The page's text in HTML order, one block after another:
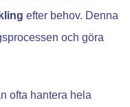
efter behov. Denna
och göra
ofta hantera hela